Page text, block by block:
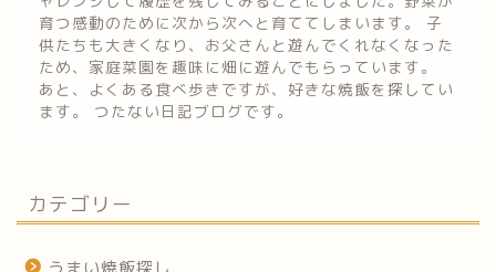
育つ感動のために次から次へと育ててしまいます。 子
供たちも大きくなり、お父さんと遊んでくれなくなった
ため、家庭菜園を趣味に畑に遊んでもらっています。
あと、よくある食べ歩きですが、好きな焼飯を探してい
ます。 つたない日記ブログです。
カテゴリー